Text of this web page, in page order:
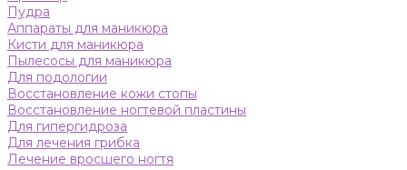
Пудра
Аппараты для маникюра
Кисти для маникюра
Пылесосы для маникюра
Для подологии
Восстановление кожи стопы
Восстановление ногтевой пластины
Для гипергидроза
Для лечения грибка
Лечение вросшего ногтя